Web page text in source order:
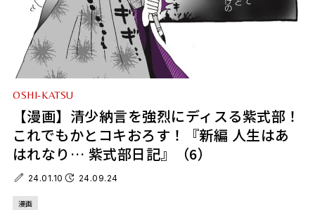
OSHI-KATSU
【漫画】清少納言を強烈にディスる紫式部！
これでもかとコキおろす！『新編 人生はあ
はれなり… 紫式部日記』（6）
24.01.10 24.09.24
漫画